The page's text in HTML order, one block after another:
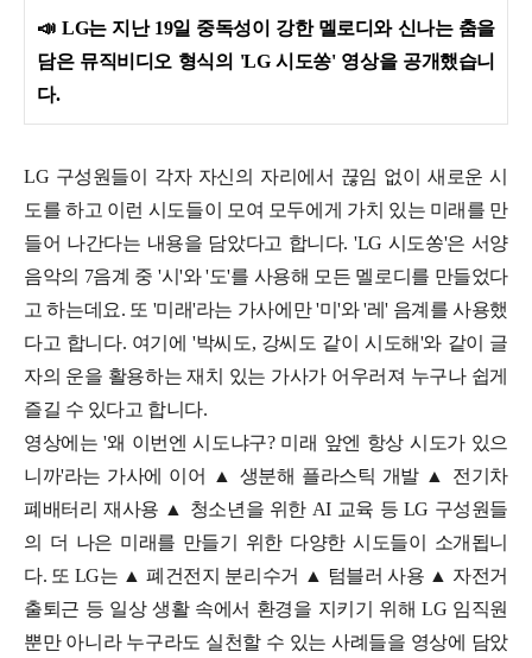
📣LG는 지난 19일 중독성이 강한 멜로디와 신나는 춤을
담은 뮤직비디오 형식의 'LG 시도쏭' 영상을 공개했습니
다.
LG 구성원들이 각자 자신의 자리에서 끊임 없이 새로운 시
도를 하고 이런 시도들이 모여 모두에게 가치 있는 미래를 만
들어 나간다는 내용을 담았다고 합니다.'LG 시도쏭'은 서양
음악의 7음계 중 '시'와 '도'를 사용해 모든 멜로디를 만들었다
고 하는데요. 또 '미래'라는 가사에만 '미'와 '레' 음계를 사용했
다고 합니다. 여기에 '박씨도, 강씨도 같이 시도해'와 같이 글
자의 운을 활용하는 재치 있는 가사가 어우러져 누구나 쉽게
즐길 수 있다고 합니다.
영상에는 '왜 이번엔 시도냐구? 미래 앞엔 항상 시도가 있으
니까'라는 가사에 이어 ▲ 생분해 플라스틱 개발 ▲ 전기차
폐배터리 재사용 ▲ 청소년을 위한 AI 교육 등 LG 구성원들
의 더 나은 미래를 만들기 위한 다양한 시도들이 소개됩니
다. 또 LG는 ▲ 폐건전지 분리수거 ▲ 텀블러 사용 ▲ 자전거
출퇴근 등 일상 생활 속에서 환경을 지키기 위해 LG 임직원
뿐만 아니라 누구라도 실천할 수 있는 사례들을 영상에 담았